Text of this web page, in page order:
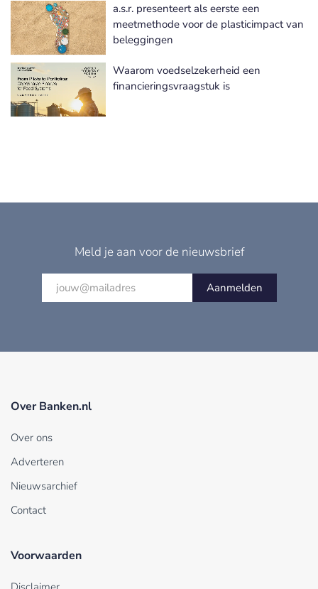
a.s.r. presenteert als eerste een
meetmethode voor de plasticimpact van
beleggingen
Waarom voedselzekerheid een
financieringsvraagstuk is
Meld je aan voor de nieuwsbrief
Aanmelden
Over Banken.nl
Over ons
Adverteren
Nieuwsarchief
Contact
Voorwaarden